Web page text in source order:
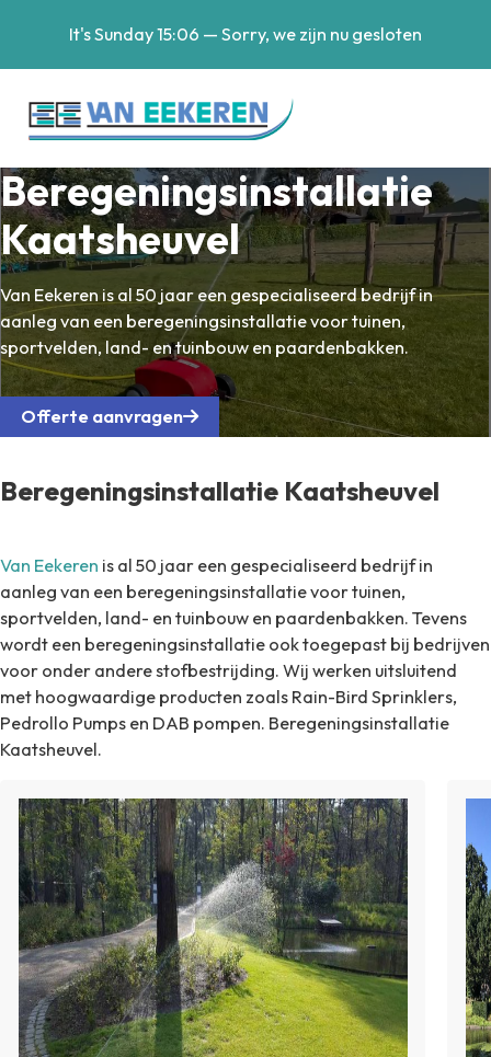
It'sSunday15:06 — Sorry, we zijn nu gesloten
Beregeningsinstallatie
Kaatsheuvel
Van Eekeren is al 50 jaar een gespecialiseerd bedrijf in
aanleg van een beregeningsinstallatie voor tuinen,
sportvelden, land- en tuinbouw en paardenbakken.
Offerte aanvragen
Beregeningsinstallatie Kaatsheuvel
Van Eekeren is al 50 jaar een gespecialiseerd bedrijf in
aanleg van een beregeningsinstallatie voor tuinen,
sportvelden, land- en tuinbouw en paardenbakken. Tevens
wordt een beregeningsinstallatie ook toegepast bij bedrijven
voor onder andere stofbestrijding. Wij werken uitsluitend
met hoogwaardige producten zoals Rain-Bird Sprinklers,
Pedrollo Pumps en DAB pompen. Beregeningsinstallatie
Kaatsheuvel.